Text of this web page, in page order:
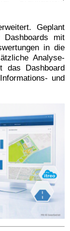
Geplant
mit
in die
Analyse-
das Dashboard
und